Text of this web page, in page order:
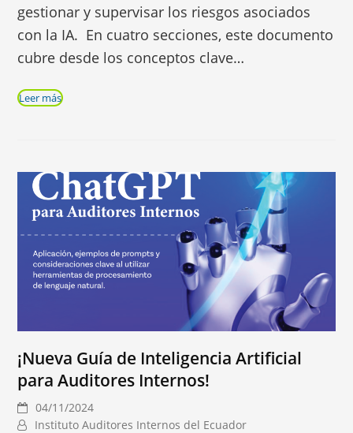
gestionar y supervisar los riesgos asociados
con la IA. En cuatro secciones, este documento
cubre desde los conceptos clave…
Leer más
¡Nueva Guía de Inteligencia Artificial
para Auditores Internos!
04/11/2024
Instituto Auditores Internos del Ecuador